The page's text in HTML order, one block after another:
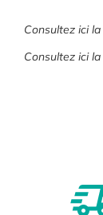
Consultez ici la
Consultez ici la